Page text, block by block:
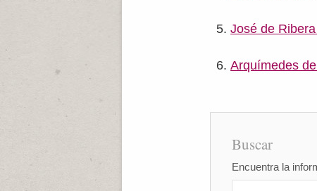
José de
Arquímedes
Buscar
Encuentra la